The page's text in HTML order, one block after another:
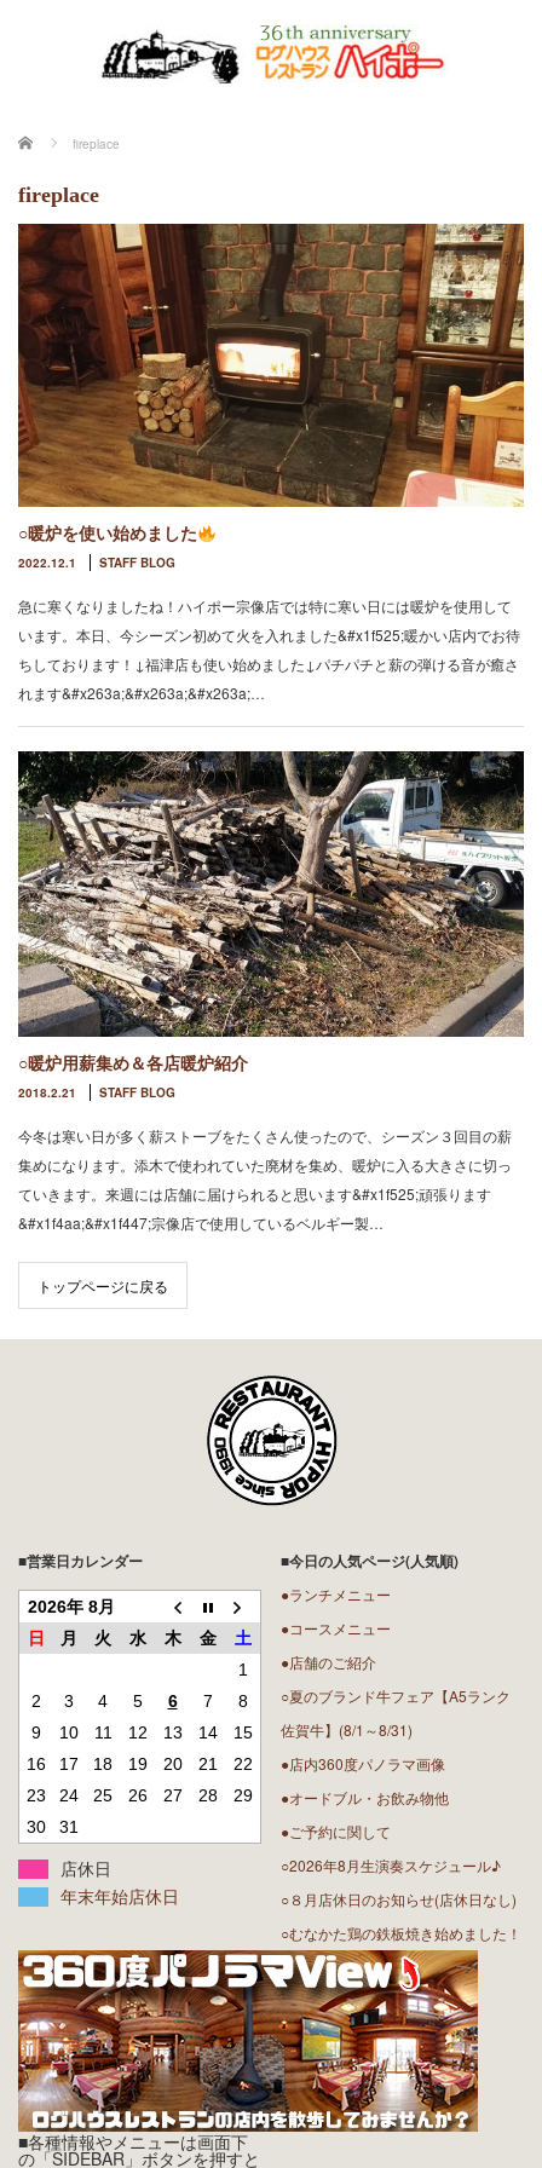
ホーム fireplace
fireplace
○暖炉を使い始めました
2022.12.1 STAFF BLOG
急に寒くなりましたね！ハイポー宗像店では特に寒い日には暖炉を使用して
います。本日、今シーズン初めて火を入れました&#x1f525;暖かい店内でお待
ちしております！↓福津店も使い始めました↓パチパチと薪の弾ける音が癒さ
れます&#x263a;&#x263a;&#x263a;…
○暖炉用薪集め＆各店暖炉紹介
2018.2.21 STAFF BLOG
今冬は寒い日が多く薪ストーブをたくさん使ったので、シーズン３回目の薪
集めになります。添木で使われていた廃材を集め、暖炉に入る大きさに切っ
ていきます。来週には店舗に届けられると思います&#x1f525;頑張ります
&#x1f4aa;&#x1f447;宗像店で使用しているベルギー製…
トップページに戻る
■営業日カレンダー
2026年 8月
日
月 火 水 木 金
土
1
2
3 4 5 6 7
8
9
10 11 12 13 14
15
16
17 18 19 20 21
22
23
24 25 26 27 28
29
30
31
店休日
年末年始店休日
■今日の人気ページ(人気順)
●ランチメニュー
●コースメニュー
●店舗のご紹介
○夏のブランド牛フェア【A5ランク
佐賀牛】(8/1～8/31)
●店内360度パノラマ画像
●オードブル・お飲み物他
●ご予約に関して
○2026年8月生演奏スケジュール♪
○８月店休日のお知らせ(店休日なし)
○むなかた鶏の鉄板焼き始めました！
■各種情報やメニューは画面下
の「SIDEBAR」ボタンを押すと